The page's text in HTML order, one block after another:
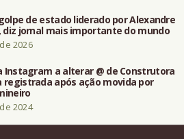
de estado liderado por Alexandre
diz jornal mais importante do mundo
2026
Instagram a alterar @ de Construtora
registrada após ação movida por
2024